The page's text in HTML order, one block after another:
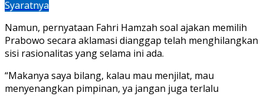
Syaratnya
Namun, pernyataan Fahri Hamzah soal ajakan memilih
Prabowo secara aklamasi dianggap telah menghilangkan
sisi rasionalitas yang selama ini ada.
“Makanya saya bilang, kalau mau menjilat, mau
menyenangkan pimpinan, ya jangan juga terlalu